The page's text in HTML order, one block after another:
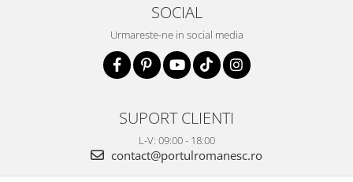
SOCIAL
Urmareste-ne in social media
SUPORT CLIENTI
L-V: 09:00 - 18:00
contact@portulromanesc.ro